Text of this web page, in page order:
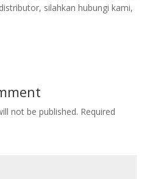
silahkan hubungi kami,
not be published. Required